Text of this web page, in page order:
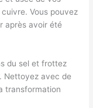
Vous pouvez
après avoir été
du sel et frottez
Nettoyez avec de
transformation